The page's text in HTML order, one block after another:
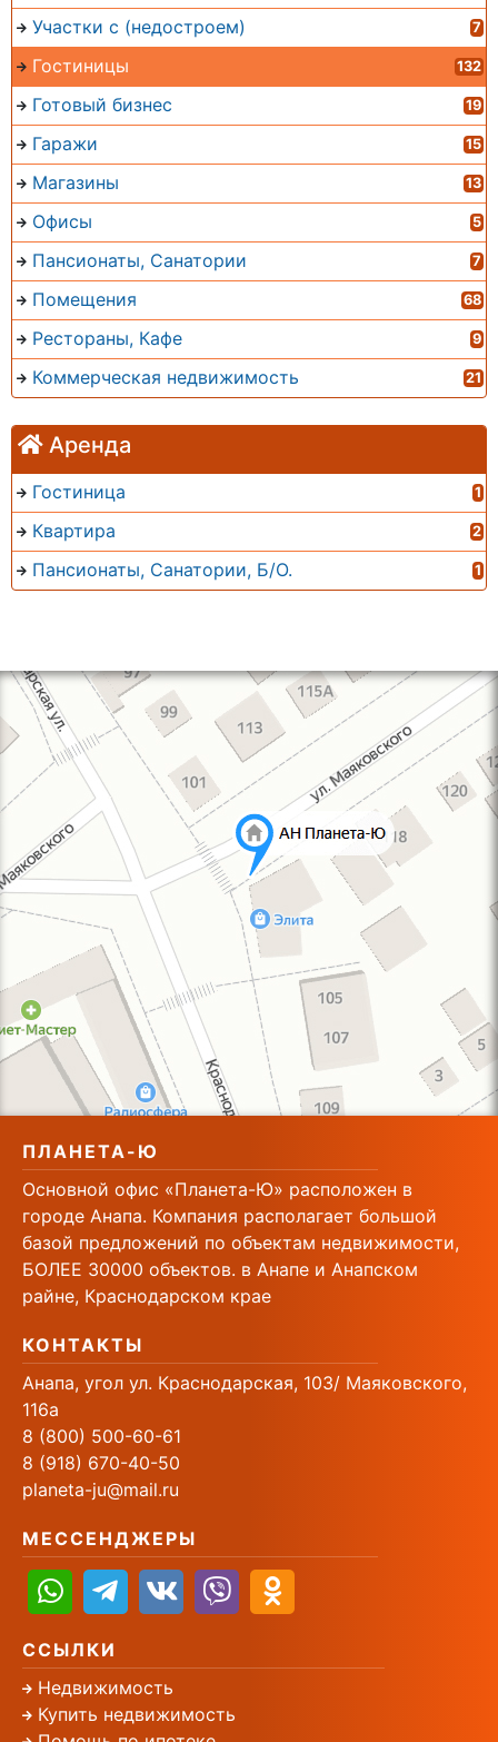
Участки с (недостроем) 7
Гостиницы 132
Готовый бизнес 19
Гаражи 15
Магазины 13
Офисы 5
Пансионаты, Санатории 7
Помещения 68
Рестораны, Кафе 9
Коммерческая недвижимость 21
Аренда
Гостиница 1
Квартира 2
Пансионаты, Санатории, Б/О. 1
ПЛАНЕТА-Ю
Основной офис «Планета-Ю» расположен в
городе Анапа. Компания располагает большой
базой предложений по объектам недвижимости,
БОЛЕЕ 30000 объектов. в Анапе и Анапском
райне, Краснодарском крае
КОНТАКТЫ
Анапа, угол ул. Краснодарская, 103/ Маяковского,
116а
8 (800) 500-60-61
8 (918) 670-40-50
planeta-ju@mail.ru
МЕССЕНДЖЕРЫ
ССЫЛКИ
Недвижимость
Купить недвижимость